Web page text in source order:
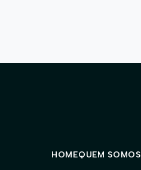
HOMEQUEM SOMOS